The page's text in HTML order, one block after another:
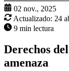
02 nov., 2025
Actualizado: 24
9 min lectura
Derechos
amenaza